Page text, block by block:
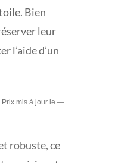
Bien
leur
l’aide d’un
—
robuste, ce